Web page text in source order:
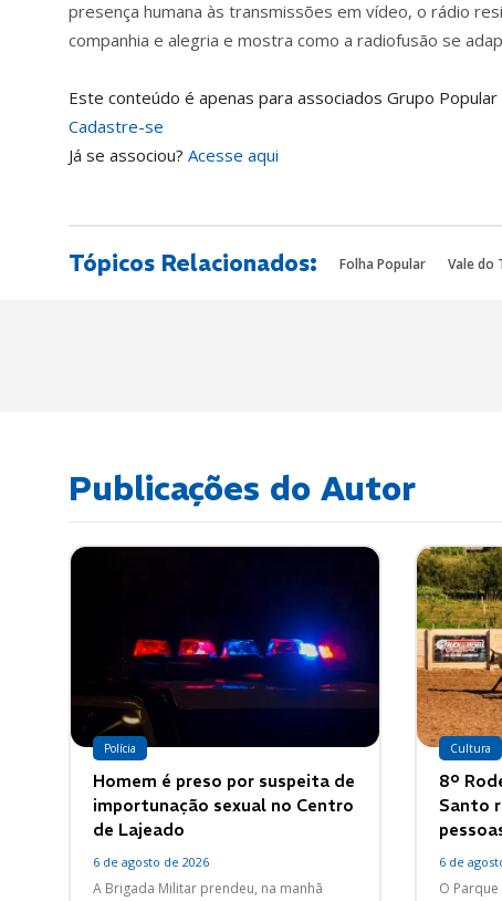
presença humana às transmissões em vídeo, o rádio
companhia e alegria e mostra como a radiofusão se
Este conteúdo é apenas para associados Grupo
Cadastre-se
Já se associou? Acesse aqui
Tópicos Relacionados: Folha Popular Vale do
Publicações do Autor
Polícia
Homem é preso por suspeita de
importunação sexual no Centro
de Lajeado
6 de agosto de 2026
A Brigada Militar prendeu, na manhã
Cultura
8º
Santo
6 de
O